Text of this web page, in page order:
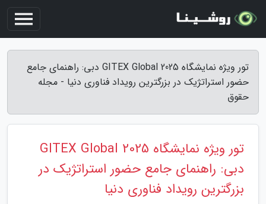
تور ویژه نمایشگاه GITEX Global 2025 دبی: راهنمای جامع
حضور استراتژیک در بزرگترین رویداد فناوری دنیا - مجله
حقوق
تور ویژه نمایشگاه GITEX Global 2025
دبی: راهنمای جامع حضور استراتژیک در
بزرگترین رویداد فناوری دنیا